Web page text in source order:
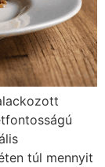
túl mennyit